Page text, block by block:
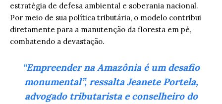
estratégia de defesa ambiental e soberania nacional.
Por meio de sua política tributária, o modelo contribui
diretamente para a manutenção da floresta em pé,
combatendo a devastação.
“Empreender na Amazônia é um desafio
monumental”, ressalta Jeanete Portela,
advogado tributarista e conselheiro do